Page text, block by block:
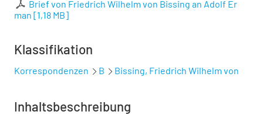
Brief von Friedrich Wilhelm von Bissing an Adolf Er
man [1,18 MB]
Klassifikation
Korrespondenzen B Bissing, Friedrich Wilhelm von
Inhaltsbeschreibung